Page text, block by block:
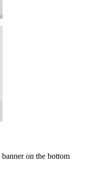
on the bottom